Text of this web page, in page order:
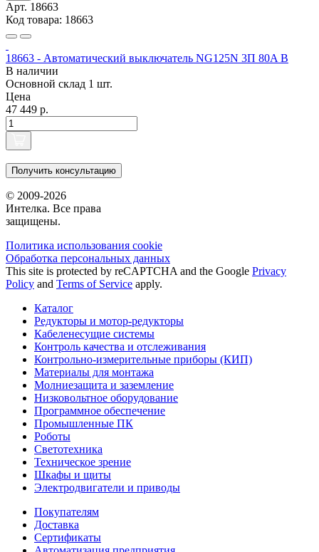
Арт. 18663
Код товара: 18663
18663 - Автоматический выключатель NG125N 3П 80A B
В наличии
Основной склад 1 шт.
Цена
47 449 р.
Получить консультацию
© 2009-2026
Интелка. Все права
защищены.
Политика использования сookie
Обработка персональных данных
This site is protected by reCAPTCHA and the Google Privacy
Policy and Terms of Service apply.
Каталог
Редукторы и мотор-редукторы
Кабеленесущие системы
Контроль качества и отслеживания
Контрольно-измерительные приборы (КИП)
Материалы для монтажа
Молниезащита и заземление
Низковольтное оборудование
Программное обеспечение
Промышленные ПК
Роботы
Светотехника
Техническое зрение
Шкафы и щиты
Электродвигатели и приводы
Покупателям
Доставка
Сертификаты